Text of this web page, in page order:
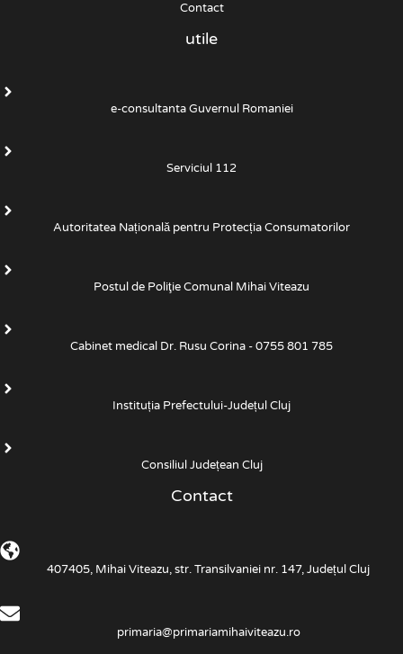
Contact
utile
e-consultanta Guvernul Romaniei
Serviciul 112
Autoritatea Națională pentru Protecția Consumatorilor
Postul de Poliţie Comunal Mihai Viteazu
Cabinet medical Dr. Rusu Corina - 0755 801 785
Instituția Prefectului-Județul Cluj
Consiliul Județean Cluj
Contact
407405, Mihai Viteazu, str. Transilvaniei nr. 147, Județul Cluj
primaria@primariamihaiviteazu.ro